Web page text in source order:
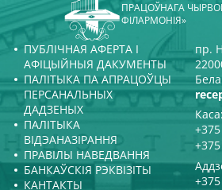
ПРАЦОЎНАГА
ФІЛАРМОНІЯ»
ПУБЛІЧНАЯ АФЕРТА І
АФІЦЫЙНЫЯ ДАКУМЕНТЫ
ПАЛІТЫКА ПА АПРАЦОЎЦЫ
ПЕРСАНАЛЬНЫХ
ДАДЗЕНЫХ
ПАЛІТЫКА
ВІДЭАНАЗІРАННЯ
ПРАВІЛЫ НАВЕДВАННЯ
БАНКАЎСКІЯ РЭКВІЗІТЫ
КАНТАКТЫ
пр.
Каса: